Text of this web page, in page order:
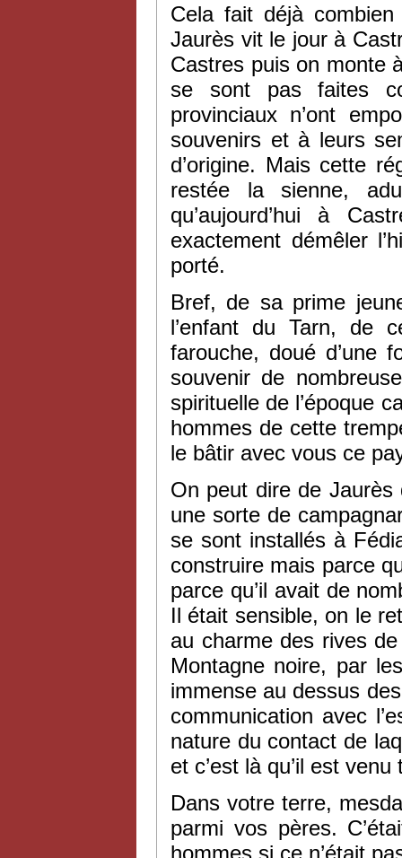
Cela fait déjà combien
Jaurès vit le jour à
Castres puis on monte
se sont pas faites
provinciaux n’ont
souvenirs et à leurs
d’origine. Mais cette
restée la sienne,
qu’aujourd’hui à
exactement démêler
porté.
Bref, de sa prime
l’enfant du Tarn, de
farouche, doué d’une
souvenir de
spirituelle de l’époque
hommes de cette
le bâtir avec vous ce
On peut dire de
une sorte de
se sont installés à
construire mais parce
parce qu’il avait de
Il était sensible, on le
au charme des rives
Montagne noire, par
immense au dessus
communication avec
nature du contact de
et c’est là qu’il est
Dans votre terre,
parmi vos pères.
hommes si ce n’était